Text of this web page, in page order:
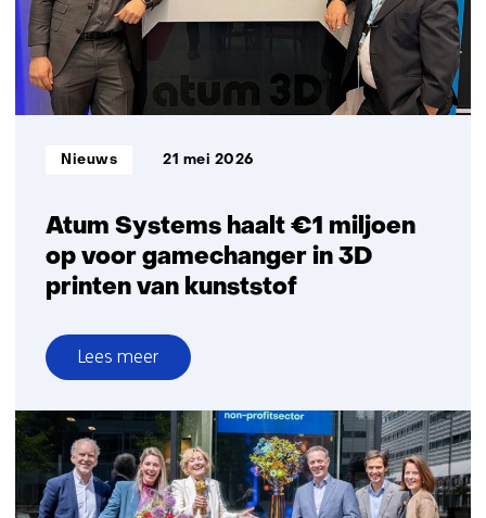
gezondheidsvoordelen
op
Atum Systems haalt €1 miljoen
op voor gamechanger in 3D
printen van kunststof
Informatietype:
Nieuws 21 mei 2026
Lees meer
over
Atum
Systems
haalt
€1
miljoen